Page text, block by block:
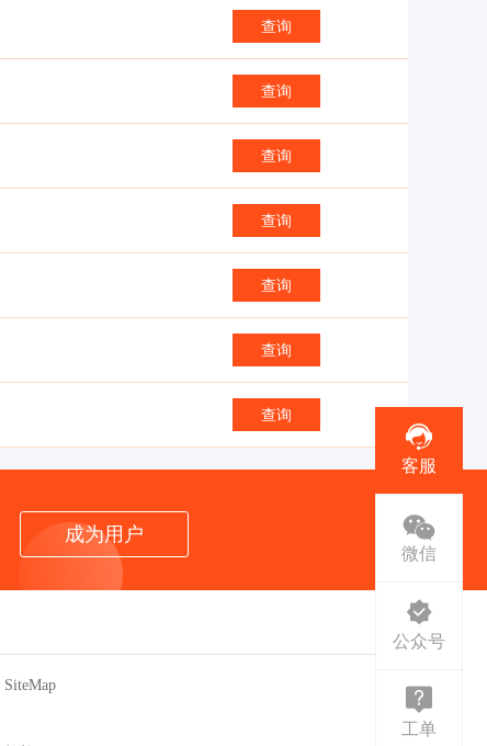
查询
查询
查询
查询
查询
查询
查询
成为用户
SiteMap
客服
微信
公众号
工单